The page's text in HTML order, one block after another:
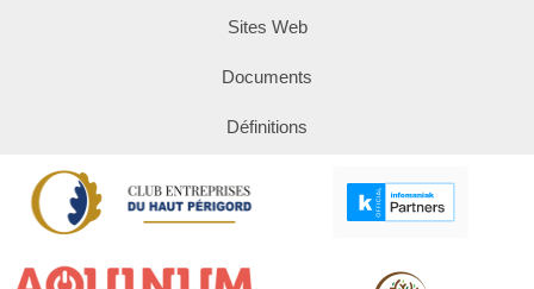
Sites Web
Documents
Définitions